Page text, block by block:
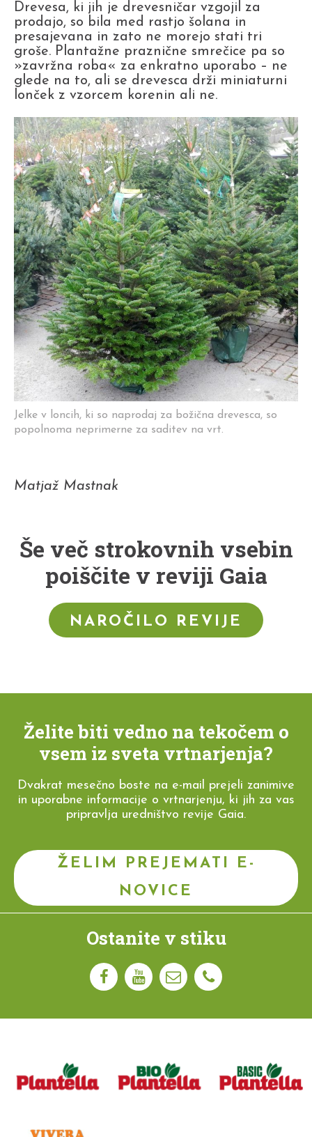
Drevesa, ki jih je drevesničar vzgojil za
prodajo, so bila med rastjo šolana in
presajevana in zato ne morejo stati tri
groše. Plantažne praznične smrečice pa so
»zavržna roba« za enkratno uporabo – ne
glede na to, ali se drevesca drži miniaturni
lonček z vzorcem korenin ali ne.
Jelke v loncih, ki so naprodaj za božična drevesca, so
popolnoma neprimerne za saditev na vrt.
Matjaž Mastnak
Še več strokovnih vsebin
poiščite v reviji Gaia
NAROČILO REVIJE
Želite biti vedno na tekočem o
vsem iz sveta vrtnarjenja?
Dvakrat mesečno boste na e-mail prejeli zanimive
in uporabne informacije o vrtnarjenju, ki jih za vas
pripravlja uredništvo revije Gaia.
ŽELIM PREJEMATI E-
NOVICE
Ostanite v stiku